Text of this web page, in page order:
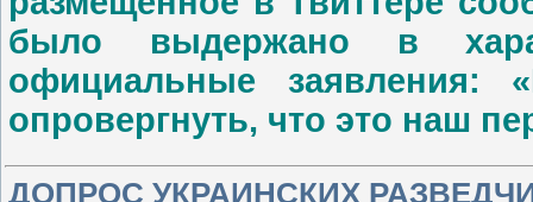
было выдержано в
официальные
опровергнуть, что это наш
ДОПРОС УКРАИНСКИХ